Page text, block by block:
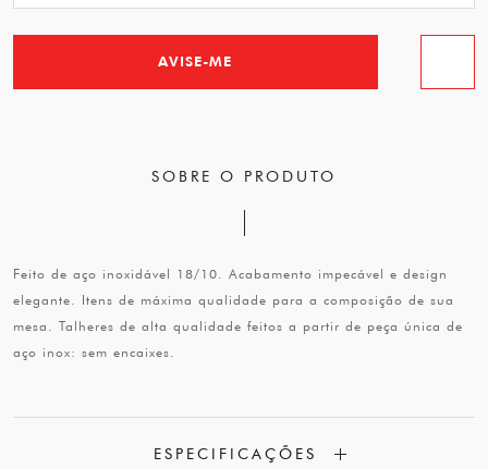
AVISE-ME
SOBRE O PRODUTO
Feito de aço inoxidável 18/10. Acabamento impecável e design
elegante. Itens de máxima qualidade para a composição de sua
mesa. Talheres de alta qualidade feitos a partir de peça única de
aço inox: sem encaixes.
ESPECIFICAÇÕES